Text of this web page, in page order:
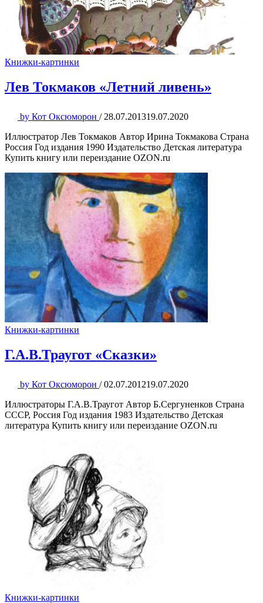
Книжки-картинки
Лев Токмаков «Летний ливень»
by Кот Оксюморон / 28.07.201319.07.2020
Иллюстратор Лев Токмаков Автор Ирина Токмакова Страна
Россия Год издания 1990 Издательство Детская литература
Купить книгу или переиздание OZON.ru
Книжки-картинки
Г.А.В.Траугот «Сказки»
by Кот Оксюморон / 02.07.201219.07.2020
Иллюстраторы Г.А.В.Траугот Автор Б.Сергуненков Страна
СССР, Россия Год издания 1983 Издательство Детская
литература Купить книгу или переиздание OZON.ru
Книжки-картинки